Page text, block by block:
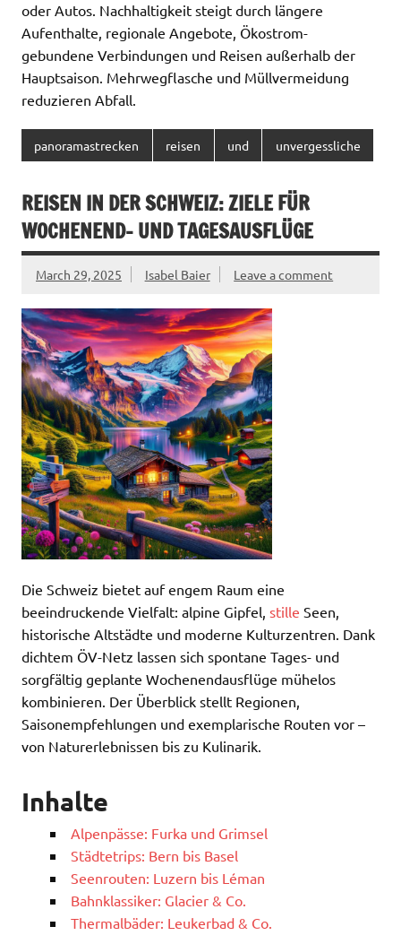
oder Autos. Nachhaltigkeit steigt durch längere
Aufenthalte, regionale Angebote, Ökostrom-
gebundene Verbindungen und Reisen außerhalb der
Hauptsaison. Mehrwegflasche und Müllvermeidung
reduzieren Abfall.
panoramastrecken reisen und unvergessliche
REISEN IN DER SCHWEIZ: ZIELE FÜR
WOCHENEND- UND TAGESAUSFLÜGE
March 29, 2025 Isabel Baier Leave a comment
Die Schweiz bietet auf engem Raum eine
beeindruckende Vielfalt: alpine Gipfel, stille Seen,
historische Altstädte und moderne Kulturzentren. Dank
dichtem ÖV-Netz lassen sich spontane Tages- und
sorgfältig geplante Wochenendausflüge mühelos
kombinieren. Der Überblick stellt Regionen,
Saisonempfehlungen und exemplarische Routen vor –
von Naturerlebnissen bis zu Kulinarik.
Inhalte
Alpenpässe: Furka und Grimsel
Städtetrips: Bern bis Basel
Seenrouten: Luzern bis Léman
Bahnklassiker: Glacier & Co.
Thermalbäder: Leukerbad & Co.